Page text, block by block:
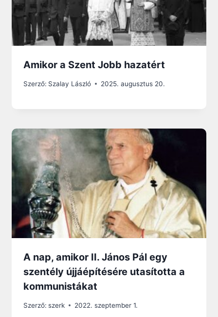
Amikor a Szent Jobb hazatért
Szerző: Szalay László 2025. augusztus 20.
A nap, amikor II. János Pál egy
szentély újjáépítésére utasította a
kommunistákat
Szerző: szerk 2022. szeptember 1.